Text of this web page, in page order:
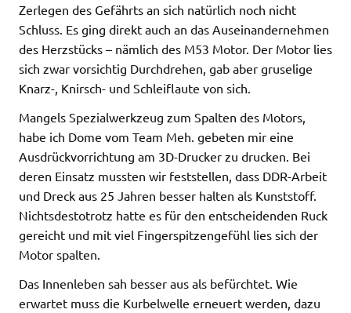
Zerlegen des Gefährts an sich natürlich noch nicht
Schluss. Es ging direkt auch an das Auseinandernehmen
des Herzstücks – nämlich des M53 Motor. Der Motor lies
sich zwar vorsichtig Durchdrehen, gab aber gruselige
Knarz-, Knirsch- und Schleiflaute von sich.
Mangels Spezialwerkzeug zum Spalten des Motors,
habe ich Dome vom Team Meh. gebeten mir eine
Ausdrückvorrichtung am 3D-Drucker zu drucken. Bei
deren Einsatz mussten wir feststellen, dass DDR-Arbeit
und Dreck aus 25 Jahren besser halten als Kunststoff.
Nichtsdestotrotz hatte es für den entscheidenden Ruck
gereicht und mit viel Fingerspitzengefühl lies sich der
Motor spalten.
Das Innenleben sah besser aus als befürchtet. Wie
erwartet muss die Kurbelwelle erneuert werden, dazu